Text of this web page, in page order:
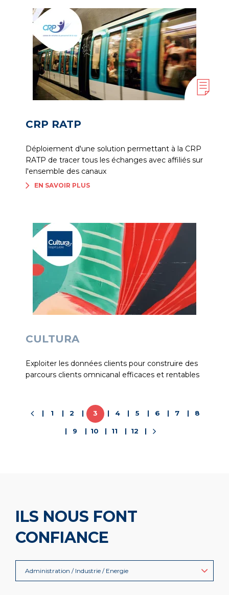
CRP RATP
Déploiement d'une solution permettant à la CRP
RATP de tracer tous les échanges avec affiliés sur
l'ensemble des canaux
EN SAVOIR PLUS
CULTURA
Exploiter les données clients pour construire des
parcours clients omnicanal efficaces et rentables
1 2 3 4 5 6 7 8
9 10 11 12
ILS NOUS FONT
CONFIANCE
Administration / Industrie / Energie